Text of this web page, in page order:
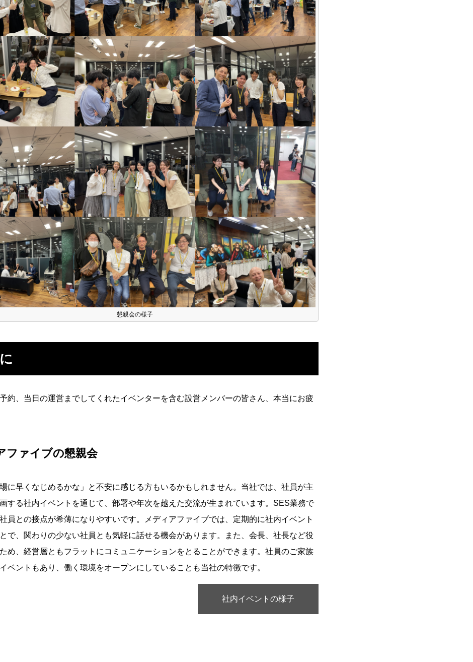
懇親会の様子
約、当日の運営までしてくれたイベンターを含む設営メンバーの皆さん、本当にお疲
ファイブの懇親会
に早くなじめるかな」と不安に感じる方もいるかもしれません。当社では、社員が主
する社内イベントを通じて、部署や年次を越えた交流が生まれています。SES業務で
員との接点が希薄になりやすいです。メディアファイブでは、定期的に社内イベント
で、関わりの少ない社員とも気軽に話せる機会があります。また、会長、社長など役
め、経営層ともフラットにコミュニケーションをとることができます。社員のご家族
ベントもあり、働く環境をオープンにしていることも当社の特徴です。
社内イベントの様子